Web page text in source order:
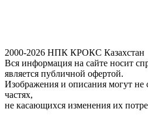
2000-2026 НПК КРОКС Казахстан
Вся информация на сайте носит
является публичной офертой.
Изображения и описания могут не
частях,
не касающихся изменения их